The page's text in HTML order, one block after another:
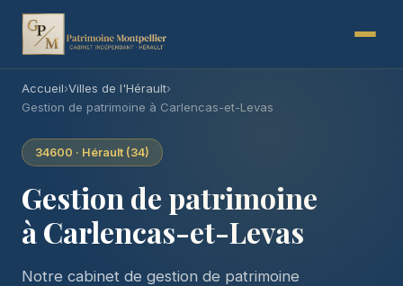
Accueil›Villes de l'Hérault›
Gestion de patrimoine à Carlencas-et-Levas
34600 · Hérault (34)
Gestion de patrimoine
à Carlencas-et-Levas
Notre cabinet de gestion de patrimoine